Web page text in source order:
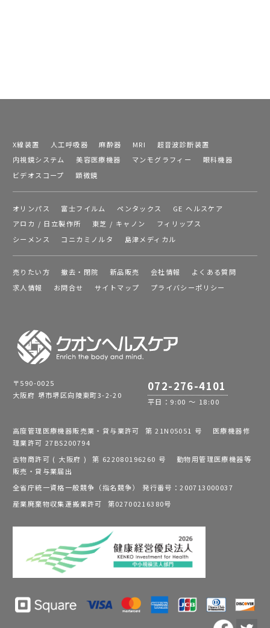
X線装置 人工呼吸器 麻酔器 MRI
超音波診断装置
内視鏡システム
美容医療機器 マンモグラフィー
眼科機器
ビデオスコープ
顕微鏡
オリンパス 富士フイルム ペンタックス
GE ヘルスケア
アロカ / 日立製作所
東芝 / キャノン
フィリップス
シーメンス
コニカミノルタ 島津メディカル
売りたい方 撤去・閉院 新品販売 会社情報
よくある質問
求人情報
お問合せ サイトマップ プライバシーポリシー
〒590-0025
大阪府 堺市堺区向陵東町3-2-20
072-276-4101
平日：9:00 ～ 18:00
高度管理医療機器販売業・貸与業許可 第 21N05051 号 医療機器修
理業許可 27BS200794
古物商許可 ( 大阪府 ) 第 622080196260 号 動物用管理医療機器等
販売・貸与業届出
全省庁統一資格一般競争（指名競争） 発行番号：200713000037
産業廃棄物収集運搬業許可 第02700216380号